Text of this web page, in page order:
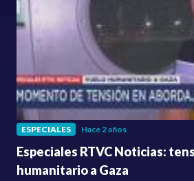
ESPECIALES Hace 2 años
Especiales RTVC Noticias:
humanitario a Gaza